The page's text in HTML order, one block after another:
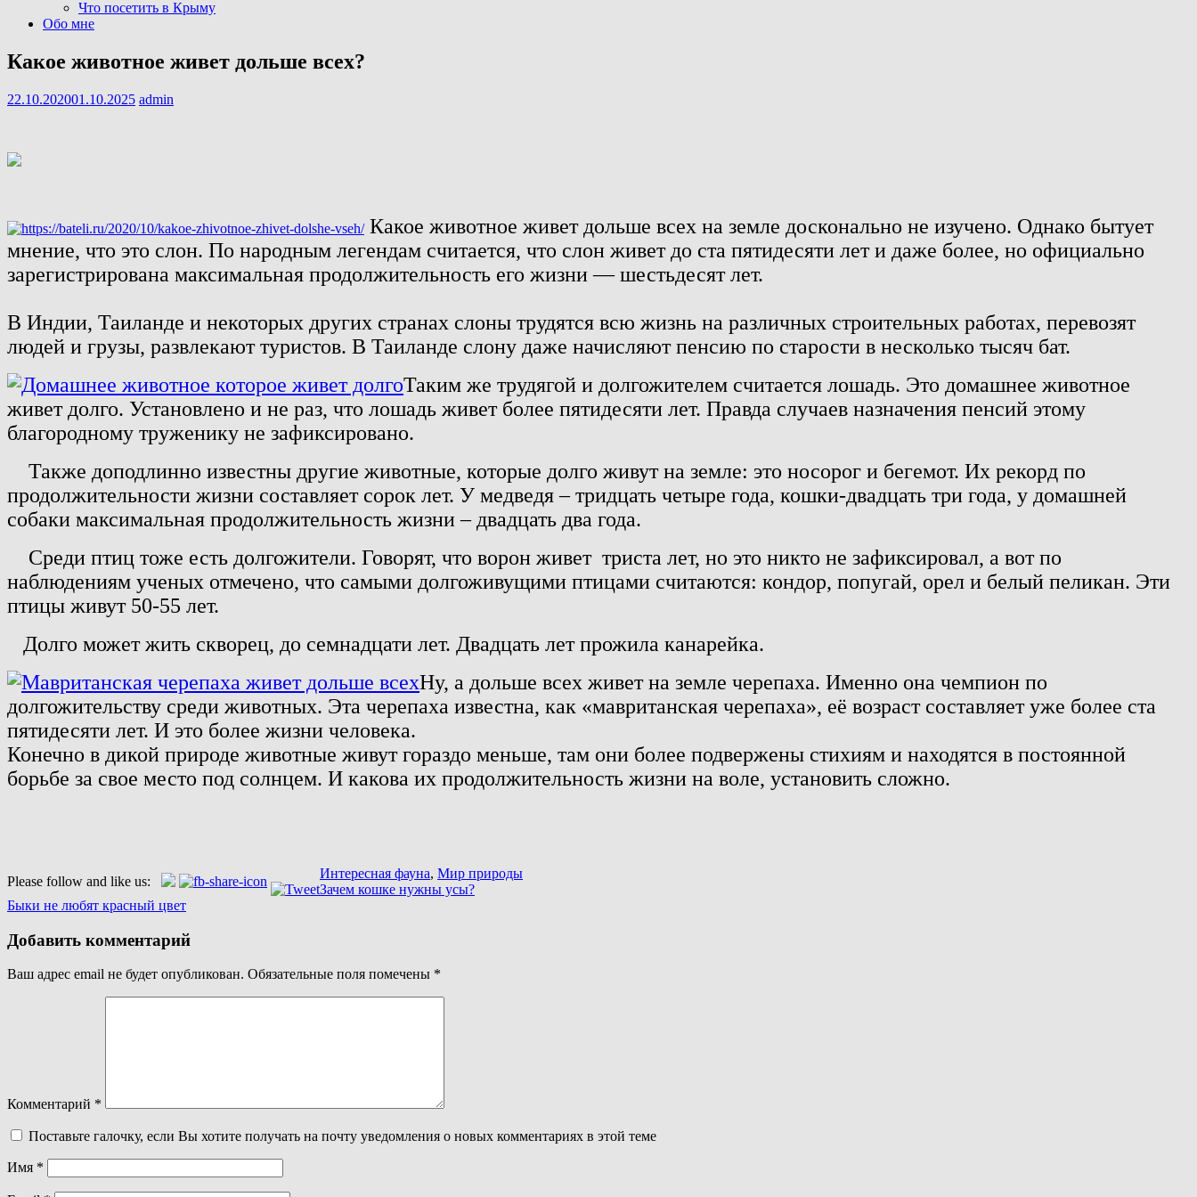
Что посетить в Крыму
Обо мне
Какое животное живет дольше всех?
22.10.202001.10.2025 admin
Какое животное живет дольше всех на земле досконально не изучено. Однако бытует
мнение, что это слон. По народным легендам считается, что слон живет до ста пятидесяти лет и даже более, но официально
зарегистрирована максимальная продолжительность его жизни — шестьдесят лет.
В Индии, Таиланде и некоторых других странах слоны трудятся всю жизнь на различных строительных работах, перевозят
людей и грузы, развлекают туристов. В Таиланде слону даже начисляют пенсию по старости в несколько тысяч бат.
Таким же трудягой и долгожителем считается лошадь. Это домашнее животное
живет долго. Установлено и не раз, что лошадь живет более пятидесяти лет. Правда случаев назначения пенсий этому
благородному труженику не зафиксировано.
Также доподлинно известны другие животные, которые долго живут на земле: это носорог и бегемот. Их рекорд по
продолжительности жизни составляет сорок лет. У медведя – тридцать четыре года, кошки-двадцать три года, у домашней
собаки максимальная продолжительность жизни – двадцать два года.
Среди птиц тоже есть долгожители. Говорят, что ворон живет триста лет, но это никто не зафиксировал, а вот по
наблюдениям ученых отмечено, что самыми долгоживущими птицами считаются: кондор, попугай, орел и белый пеликан. Эти
птицы живут 50-55 лет.
Долго может жить скворец, до семнадцати лет. Двадцать лет прожила канарейка.
Ну, а дольше всех живет на земле черепаха. Именно она чемпион по
долгожительству среди животных. Эта черепаха известна, как «мавританская черепаха», её возраст составляет уже более ста
пятидесяти лет. И это более жизни человека.
Конечно в дикой природе животные живут гораздо меньше, там они более подвержены стихиям и находятся в постоянной
борьбе за свое место под солнцем. И какова их продолжительность жизни на воле, установить сложно.
Please follow and like us:
Интересная фауна, Мир природы
Навигация
по
записям
Зачем кошке нужны усы?
Быки не любят красный цвет
Добавить комментарий
Ваш адрес email не будет опубликован. Обязательные поля помечены *
Комментарий *
Поставьте галочку, если Вы хотите получать на почту уведомления о новых комментариях в этой теме
Имя *